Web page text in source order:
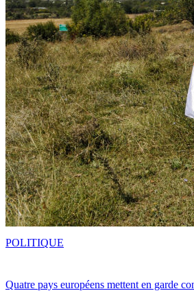
Quatre pays européens mettent en garde
POLITIQUE